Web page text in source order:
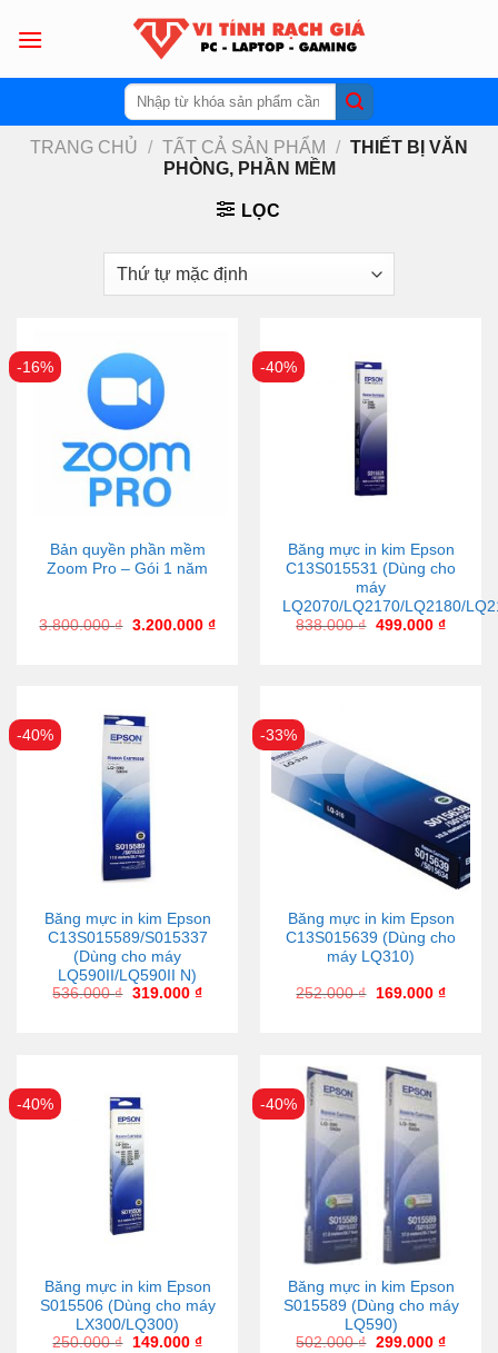
Tìm
kiếm:
TRANG CHỦ / TẤT CẢ SẢN PHẨM / THIẾT BỊ VĂN
PHÒNG, PHẦN MỀM
LỌC
-16%
Bản quyền phần mềm
Zoom Pro – Gói 1 năm
3.800.000₫ 3.200.000 ₫
-40%
Băng mực in kim Epson
C13S015531 (Dùng cho
máy
LQ2070/LQ2170/LQ2180/
838.000₫ 499.000 ₫
-40%
Băng mực in kim Epson
C13S015589/S015337
(Dùng cho máy
LQ590II/LQ590II N)
536.000₫ 319.000 ₫
-33%
Băng mực in kim Epson
C13S015639 (Dùng cho
máy LQ310)
252.000₫ 169.000 ₫
-40%
Băng mực in kim Epson
S015506 (Dùng cho máy
LX300/LQ300)
250.000₫ 149.000 ₫
-40%
Băng mực in kim Epson
S015589 (Dùng cho máy
LQ590)
502.000₫ 299.000 ₫